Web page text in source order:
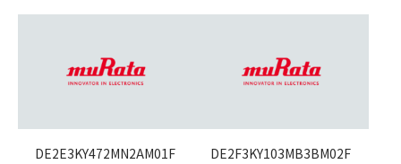
DE2E3KY472MN2AM01F
DE2F3KY103MB3BM02F